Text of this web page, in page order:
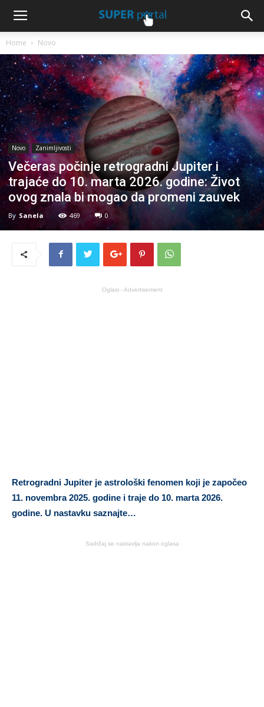
Home Novo
Novo Zanimljivosti
Večeras počinje retrogradni Jupiter i
trajaće do 10. marta 2026. godine: Život
ovog znala bi mogao da promeni zauvek
By Sanela 469 0
Oglasi - Advertisement
Retrogradni Jupiter je astrološki fenomen koji je započeo
11. novembra 2025. godine i traje do 10. marta 2026.
godine. U nastavku saznajte…
Sadržaj se nastavlja nakon oglasa